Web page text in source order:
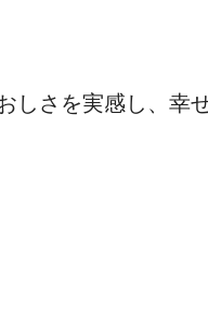
さを実感し、幸